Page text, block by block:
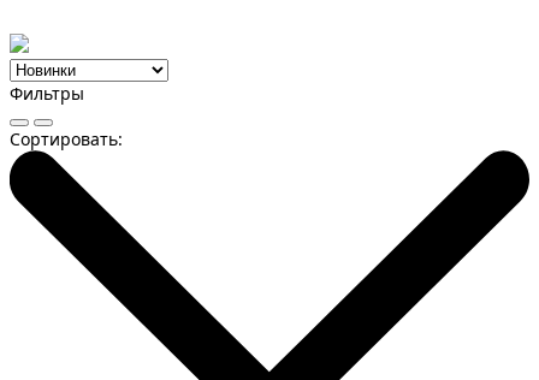
Фильтры
Сортировать: